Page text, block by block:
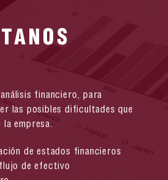
financiero, para
las posibles dificultades que
la empresa.
de estados financieros
de efectivo